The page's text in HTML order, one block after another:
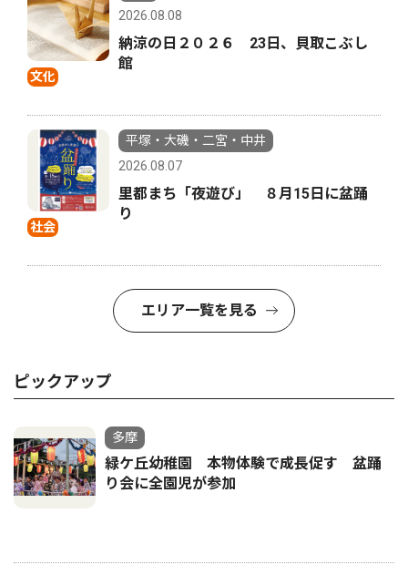
文化
2026.08.08
納涼の日２０２６ 23日、貝取こぶし
館
社会
平塚・大磯・二宮・中井
2026.08.07
里都まち「夜遊び」 ８月15日に盆踊
り
エリア一覧を見る
ピックアップ
多摩
緑ケ丘幼稚園 本物体験で成長促す 盆踊
り会に全園児が参加